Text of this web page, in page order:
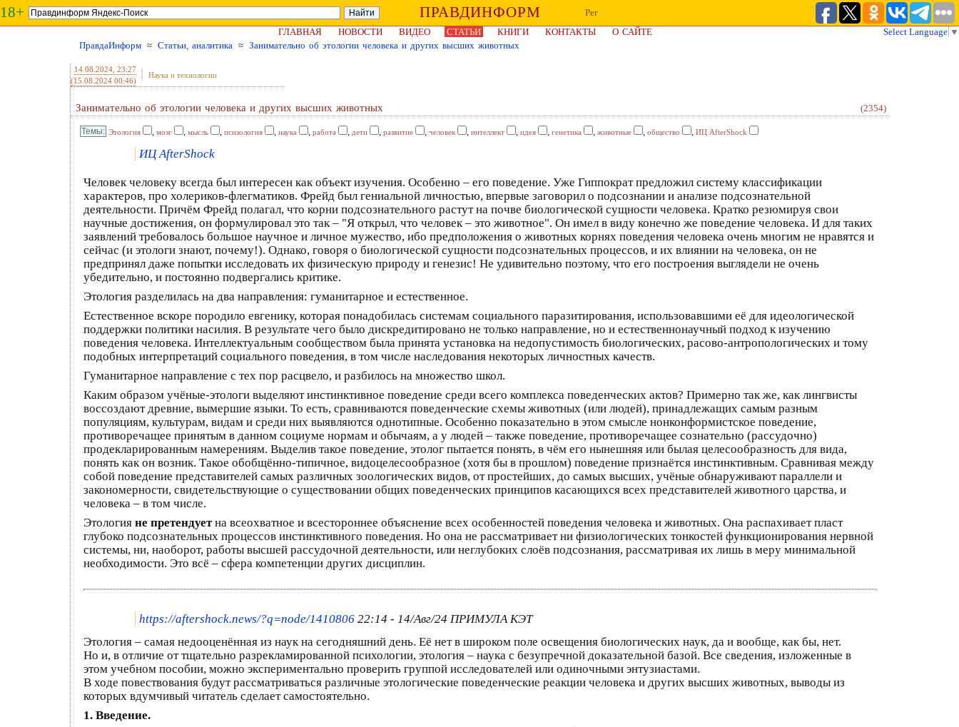
18+ ПРАВДИНФОРМ
Рег
ГЛАВНАЯ
НОВОСТИ ВИДЕО СТАТЬИ КНИГИ КОНТАКТЫ О САЙТЕ Select Language ▼
ПравдаИнформ ≈ Статьи, аналитика ≈ Занимательно об этологии человека и других высших животных
14.08.2024 , 23:27
(15.08.2024 00:46)
Наука и технологии
Занимательно об этологии человека и других высших животных (2354)
Этология , мозг , мысль , псизология , наука , работа , дети , развитие , человек , интеллект , идея , генетика , животные , общество , ИЦ AfterShock
ИЦ AfterShock
Человек человеку всегда был интересен как объект изучения. Особенно – его поведение. Уже Гиппократ предложил систему классификации
характеров, про холериков-флегматиков. Фрейд был гениальной личностью, впервые заговорил о подсознании и анализе подсознательной
деятельности. Причём Фрейд полагал, что корни подсознательного растут на почве биологической сущности человека. Кратко резюмируя свои
научные достижения, он формулировал это так – "Я открыл, что человек – это животное". Он имел в виду конечно же поведение человека. И для таких
заявлений требовалось большое научное и личное мужество, ибо предположения о животных корнях поведения человека очень многим не нравятся и
сейчас (и этологи знают, почему!). Однако, говоря о биологической сущности подсознательных процессов, и их влиянии на человека, он не
предпринял даже попытки исследовать их физическую природу и генезис! Не удивительно поэтому, что его построения выглядели не очень
убедительно, и постоянно подвергались критике.
Этология разделилась на два направления: гуманитарное и естественное.
Естественное вскоре породило евгенику, которая понадобилась системам социального паразитирования, использовавшими её для идеологической
поддержки политики насилия. В результате чего было дискредитировано не только направление, но и естественнонаучный подход к изучению
поведения человека. Интеллектуальным сообществом была принята установка на недопустимость биологических, расово-антропологических и тому
подобных интерпретаций социального поведения, в том числе наследования некоторых личностных качеств.
Гуманитарное направление с тех пор расцвело, и разбилось на множество школ.
Каким образом учёные-этологи выделяют инстинктивное поведение среди всего комплекса поведенческих актов? Примерно так же, как лингвисты
воссоздают древние, вымершие языки. То есть, сравниваются поведенческие схемы животных (или людей), принадлежащих самым разным
популяциям, культурам, видам и среди них выявляются однотипные. Особенно показательно в этом смысле нонконформистское поведение,
противоречащее принятым в данном социуме нормам и обычаям, а у людей – также поведение, противоречащее сознательно (рассудочно)
продекларированным намерениям. Выделив такое поведение, этолог пытается понять, в чём его нынешняя или былая целесообразность для вида,
понять как он возник. Такое обобщённо-типичное, видоцелесообразное (хотя бы в прошлом) поведение признаётся инстинктивным. Сравнивая между
собой поведение представителей самых различных зоологических видов, от простейших, до самых высших, учёные обнаруживают параллели и
закономерности, свидетельствующие о существовании общих поведенческих принципов касающихся всех представителей животного царства, и
человека – в том числе.
Этология не претендуетна всеохватное и всестороннее объяснение всех особенностей поведения человека и животных. Она распахивает пласт
глубоко подсознательных процессов инстинктивного поведения. Но она не рассматривает ни физиологических тонкостей функционирования нервной
системы, ни, наоборот, работы высшей рассудочной деятельности, или неглубоких слоёв подсознания, рассматривая их лишь в меру минимальной
необходимости. Это всё – сфера компетенции других дисциплин.
https://aftershock.news/?q=node/1410806 22:14 - 14/Авг/24 ПРИМУЛА КЭТ
Этология – самая недооценённая из наук на сегодняшний день. Её нет в широком поле освещения биологических наук, да и вообще, как бы, нет.
Но и, в отличие от тщательно разрекламированной психологии, этология – наука с безупречной доказательной базой. Все сведения, изложенные в
этом учебном пособии, можно экспериментально проверить группой исследователей или одиночными энтузиастами.
В ходе повествования будут рассматриваться различные этологические поведенческие реакции человека и других высших животных, выводы из
которых вдумчивый читатель сделает самостоятельно.
1. Введение.